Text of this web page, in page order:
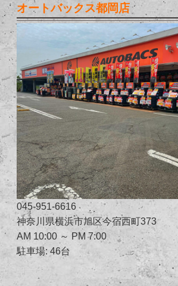
オートバックス都岡店
045-951-6616
神奈川県横浜市旭区今宿西町373
AM 10:00 ～ PM 7:00
駐車場: 46台